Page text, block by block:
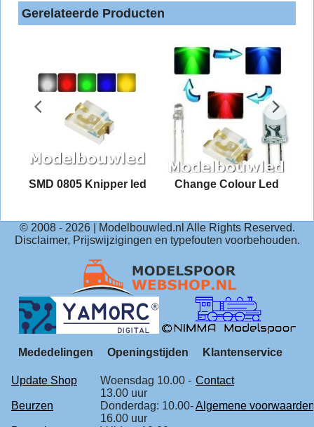
Gerelateerde Producten
SMD 0805 Knipper led Change Colour Led
© 2008 - 2026| Modelbouwled.nl Alle Rights Reserved.
Disclaimer, Prijswijzigingen en typefouten voorbehouden.
Mededelingen Openingstijden Klantenservice
Update Shop
Woensdag 10.00 -
13.00 uur
Contact
Beurzen
Donderdag: 10.00-
16.00 uur
Algemene voorwaarden